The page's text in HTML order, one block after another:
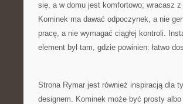
się, a w domu jest komfortowo; wracasz
Kominek ma dawać odpoczynek, a nie
pracę, a nie wymagać ciągłej kontroli.
element był tam, gdzie powinien: łatwo
Strona Rymar jest również inspiracją dla
designem. Kominek może być prosty